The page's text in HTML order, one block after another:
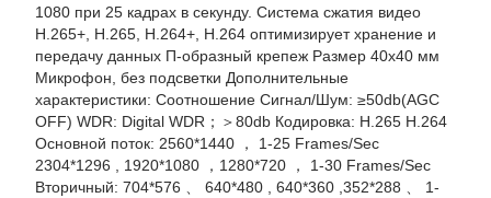
1080 при 25 кадрах в секунду. Система сжатия видео
H.265+, H.265, H.264+, H.264 оптимизирует хранение и
передачу данных П-образный крепеж Размер 40х40 мм
Микрофон, без подсветки Дополнительные
характеристики: Соотношение Сигнал/Шум: ≥50db(AGC
OFF) WDR: Digital WDR；＞80db Кодировка: H.265 H.264
Основной поток: 2560*1440 ， 1-25 Frames/Sec
2304*1296 , 1920*1080 ，1280*720 ， 1-30 Frames/Sec
Вторичный: 704*576 、 640*480 , 640*360 ,352*288 、 1-